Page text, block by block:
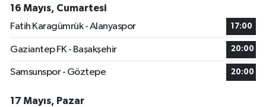
16 Mayıs, Cumartesi
Fatih Karagümrük - Alanyaspor
17:00
Gaziantep FK - Başakşehir 20:00
Samsunspor - Göztepe 20:00
17 Mayıs, Pazar